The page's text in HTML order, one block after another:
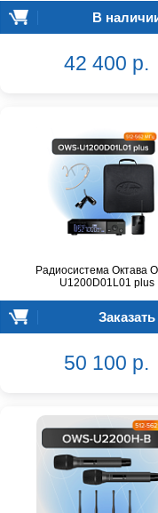
В
42 400 р.
Радиосистема Октава
U1200D01L01 plus
Заказать
50 100 р.